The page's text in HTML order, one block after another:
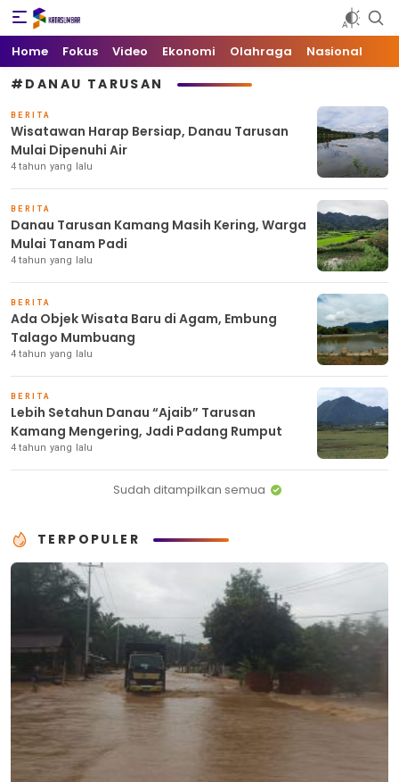
Kata Sumbar
Berita Sumbar Hari Ini
Home Fokus Video Ekonomi Olahraga Nasional
#DANAU TARUSAN
BERITA
Wisatawan Harap Bersiap, Danau Tarusan
Mulai Dipenuhi Air
4 tahun yang lalu
BERITA
Danau Tarusan Kamang Masih Kering, Warga
Mulai Tanam Padi
4 tahun yang lalu
BERITA
Ada Objek Wisata Baru di Agam, Embung
Talago Mumbuang
4 tahun yang lalu
BERITA
Lebih Setahun Danau “Ajaib” Tarusan
Kamang Mengering, Jadi Padang Rumput
4 tahun yang lalu
Sudah ditampilkan semua
TERPOPULER